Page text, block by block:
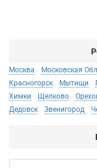
Москва Московская
Красногорск
Мытищи
Химки
Щелково
Дедовск
Звенигород